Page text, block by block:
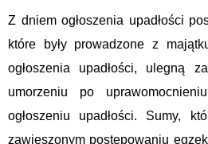
Z dniem ogłoszenia upadłości
które były prowadzone z
ogłoszenia upadłości, ulegną
umorzeniu po
ogłoszeniu upadłości. Sumy,
zawieszonym postępowaniu